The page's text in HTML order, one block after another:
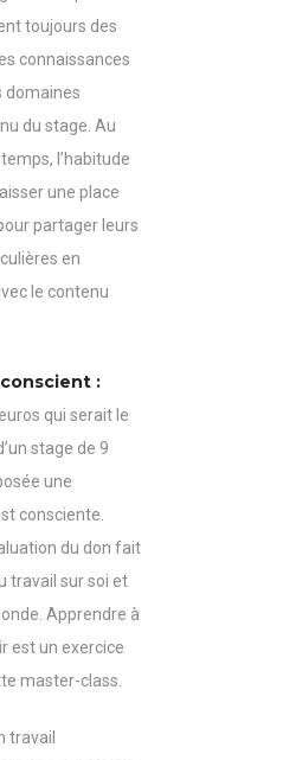
toujours des
connaissances
domaines
du stage. Au
l’habitude
une place
partager leurs
en
le contenu
:
qui serait le
stage de 9
une
consciente.
du don fait
travail sur soi et
Apprendre à
est un exercice
master-class.
travail